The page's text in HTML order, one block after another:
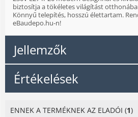
biztosítja a tökéletes világítást
Könnyű telepítés, hosszú élettartam.
eBaudepo.hu-n!
Jellemzők
Értékelések
ENNEK A TERMÉKNEK AZ ELADÓI (1)